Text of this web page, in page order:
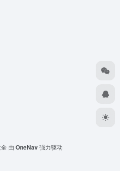
由 OneNav强力驱动